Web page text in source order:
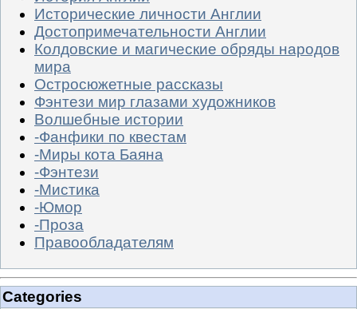
Исторические личности Англии
Достопримечательности Англии
Колдовские и магические обряды народов
мира
Остросюжетные рассказы
Фэнтези мир глазами художников
Волшебные истории
-Фанфики по квестам
-Миры кота Баяна
-Фэнтези
-Мистика
-Юмор
-Проза
Правообладателям
Categories